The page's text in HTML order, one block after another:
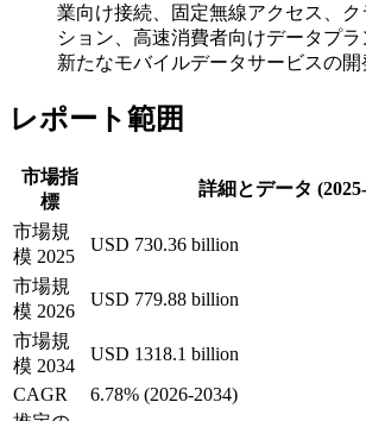
業向け接続、固定無線アクセス、
ション、高速消費者向けデータプ
新たなモバイルデータサービスの開
レポート範囲
市場指
標
詳細とデータ
市場規
模 2025
USD 730.36 billion
市場規
模 2026
USD 779.88 billion
市場規
模 2034
USD 1318.1 billion
CAGR
6.78% (2026-2034)